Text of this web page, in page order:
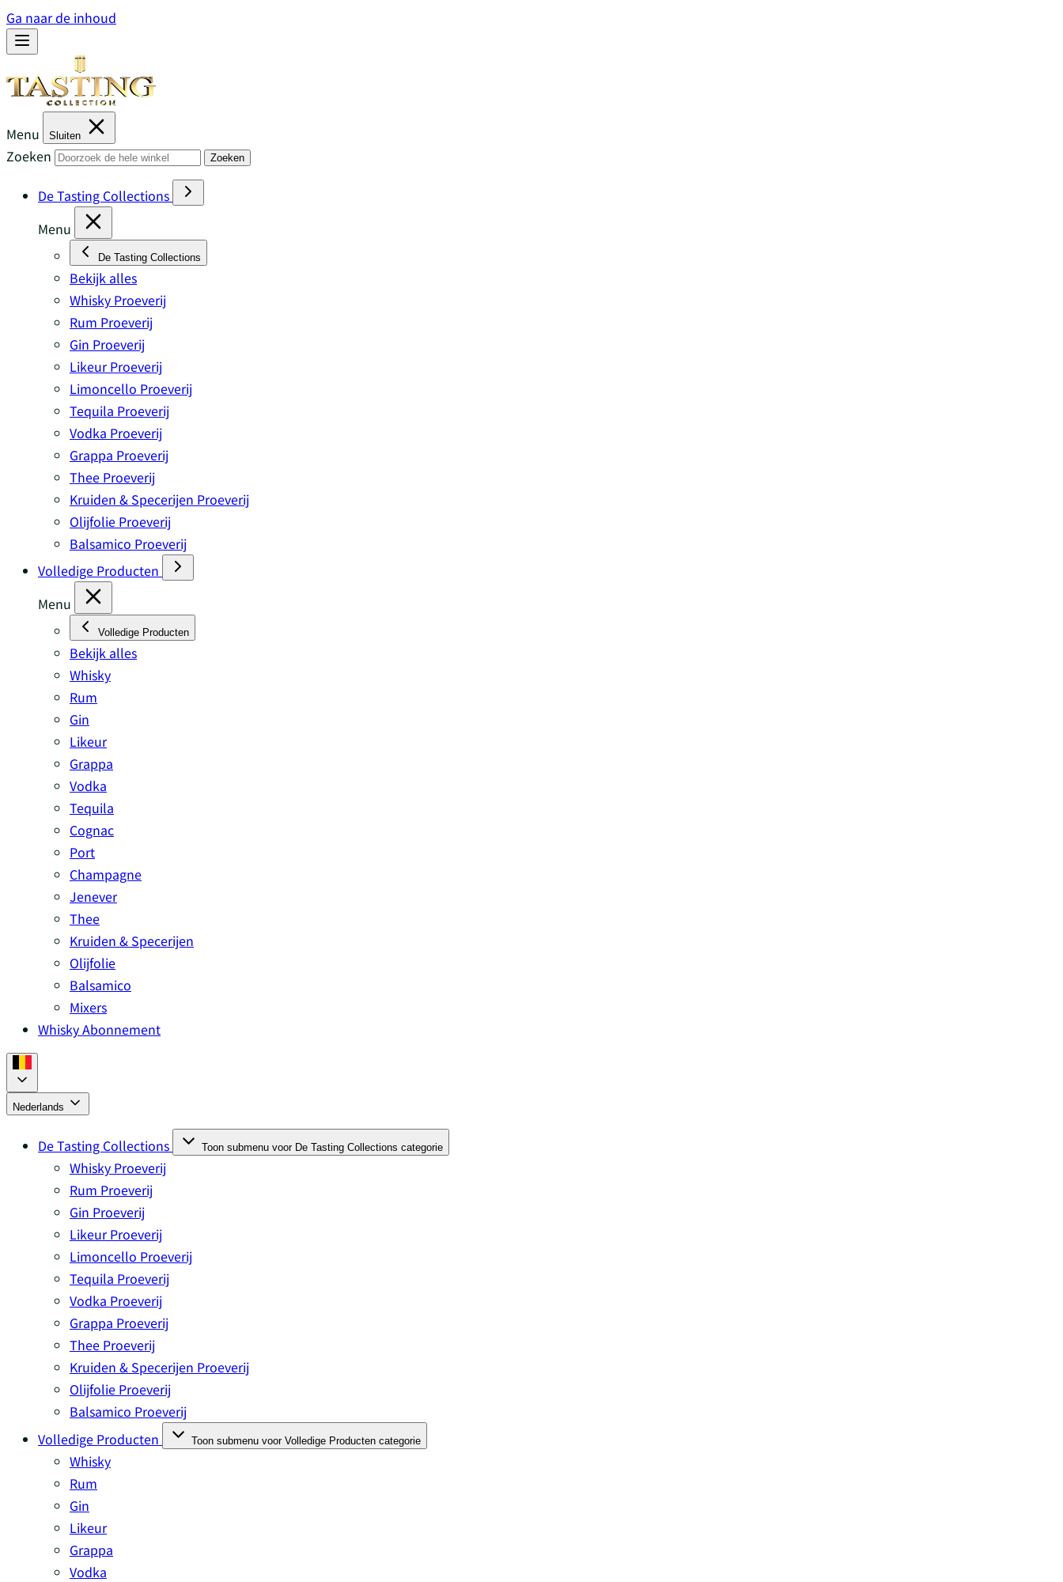
Ga naar de inhoud
Menu Sluiten
Zoeken Zoeken
De Tasting Collections
Menu
De Tasting Collections
Bekijk alles
Whisky Proeverij
Rum Proeverij
Gin Proeverij
Likeur Proeverij
Limoncello Proeverij
Tequila Proeverij
Vodka Proeverij
Grappa Proeverij
Thee Proeverij
Kruiden & Specerijen Proeverij
Olijfolie Proeverij
Balsamico Proeverij
Volledige Producten
Menu
Volledige Producten
Bekijk alles
Whisky
Rum
Gin
Likeur
Grappa
Vodka
Tequila
Cognac
Port
Champagne
Jenever
Thee
Kruiden & Specerijen
Olijfolie
Balsamico
Mixers
Whisky Abonnement
Nederlands
De Tasting Collections Toon submenu voor De Tasting Collections categorie
Whisky Proeverij
Rum Proeverij
Gin Proeverij
Likeur Proeverij
Limoncello Proeverij
Tequila Proeverij
Vodka Proeverij
Grappa Proeverij
Thee Proeverij
Kruiden & Specerijen Proeverij
Olijfolie Proeverij
Balsamico Proeverij
Volledige Producten
Toon submenu voor Volledige Producten categorie
Whisky
Rum
Gin
Likeur
Grappa
Vodka